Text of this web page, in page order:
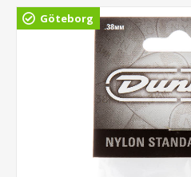
Göteborg